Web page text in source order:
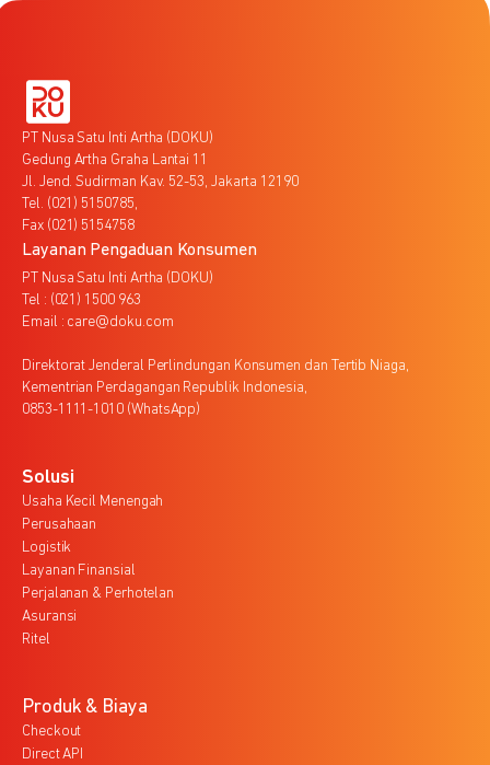
PT Nusa Satu Inti Artha (DOKU)
Gedung Artha Graha Lantai 11
Jl. Jend. Sudirman Kav. 52-53, Jakarta 12190
Tel. (021) 5150785,
Fax (021) 5154758
Layanan Pengaduan Konsumen
PT Nusa Satu Inti Artha (DOKU)
Tel : (021) 1500 963
Email : care@doku.com
Direktorat Jenderal Perlindungan Konsumen dan Tertib Niaga,
Kementrian Perdagangan Republik Indonesia,
0853-1111-1010 (WhatsApp)
Solusi
Usaha Kecil Menengah
Perusahaan
Logistik
Layanan Finansial
Perjalanan & Perhotelan
Asuransi
Ritel
Produk & Biaya
Checkout
Direct API